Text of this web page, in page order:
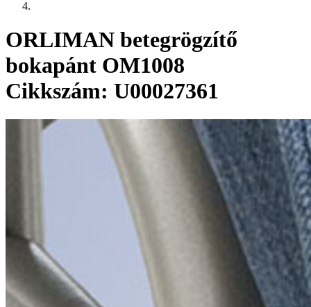
ORLIMAN betegrögzítő
bokapánt OM1008
Cikkszám: U00027361